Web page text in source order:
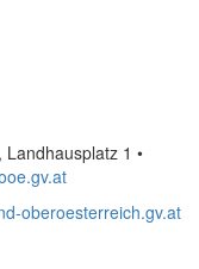
1 •
oberoesterreich.gv.at